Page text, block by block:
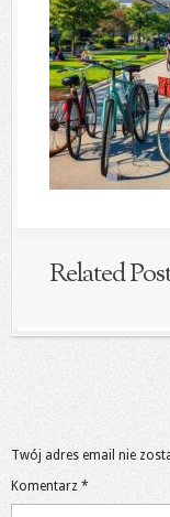
Related
Twój adres email nie
Komentarz *